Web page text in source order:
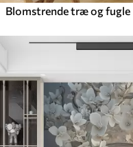
Blomstrende træ og fugle